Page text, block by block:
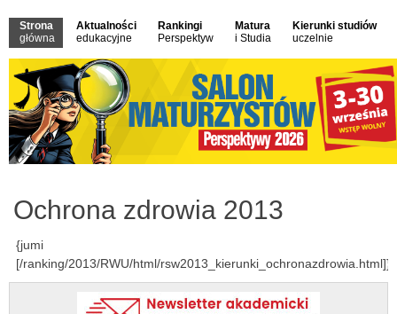
Strona
główna
Aktualności
edukacyjne
Rankingi
Perspektyw
Matura
i Studia
Kierunki studiów
uczelnie
Ochrona zdrowia 2013
{jumi
[/ranking/2013/RWU/html/rsw2013_kierunki_ochronazdrowia.html]}